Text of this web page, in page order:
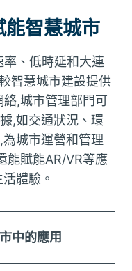
智慧城市
、低時延和大連
智慧城市建設提供
,城市管理部門可
,如交通狀況、環
城市運營和管理
能賦能AR/VR等應
體驗。
中的應用